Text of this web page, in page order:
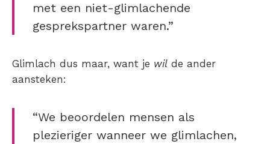
met een niet-glimlachende
gesprekspartner waren.”
Glimlach dus maar, want je wil de ander
aansteken:
“We beoordelen mensen als
plezieriger wanneer we glimlachen,